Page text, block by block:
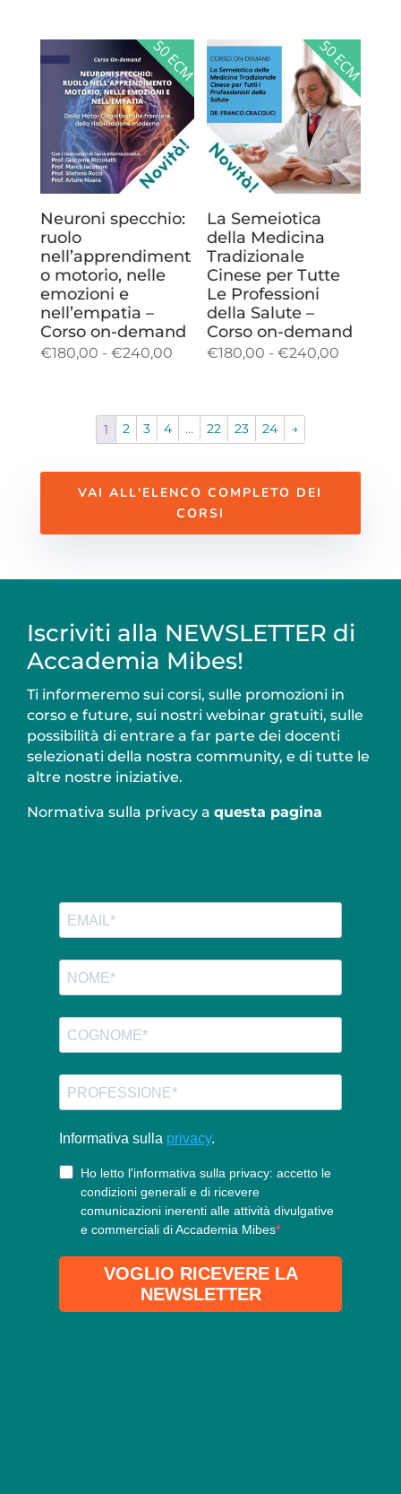
50 ECM
Neuroni specchio:
ruolo
nell’apprendiment
o motorio, nelle
emozioni e
nell’empatia –
Corso on-demand
€180,00 - €240,00Fascia
da
€180,00
a
€240,00
50 ECM
La Semeiotica
della Medicina
Tradizionale
Cinese per Tutte
Le Professioni
della Salute –
Corso on-demand
€180,00 - €240,00
a
1 2 3 4 … 22 23 24 →
VAI ALL'ELENCO COMPLETO DEI
CORSI
Iscriviti alla NEWSLETTER di
Accademia Mibes!
Ti informeremo sui corsi, sulle promozioni in
corso e future, sui nostri webinar gratuiti, sulle
possibilità di entrare a far parte dei docenti
selezionati della nostra community, e di tutte le
altre nostre iniziative.
Normativa sulla privacy a questa pagina